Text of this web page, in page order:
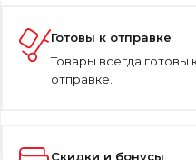
Готовы к отправке
Товары всегда готовы
отправке.
Скидки и бонусы